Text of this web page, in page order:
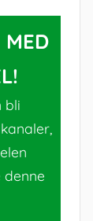
MED
bli
denne